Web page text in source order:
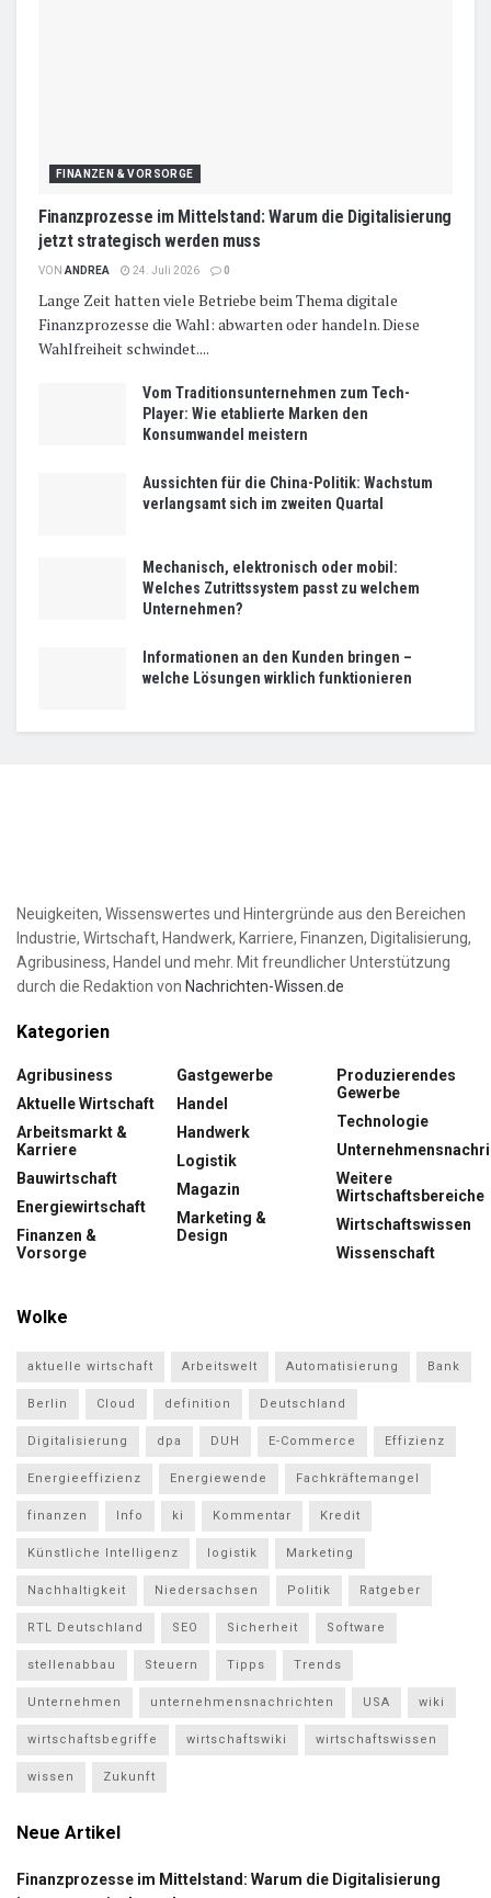
FINANZEN & VORSORGE
Finanzprozesse im Mittelstand: Warum die Digitalisierung
jetzt strategisch werden muss
VON ANDREA 24. Juli 2026 0
Lange Zeit hatten viele Betriebe beim Thema digitale
Finanzprozesse die Wahl: abwarten oder handeln. Diese
Wahlfreiheit schwindet....
Vom Traditionsunternehmen zum Tech-
Player: Wie etablierte Marken den
Konsumwandel meistern
Aussichten für die China-Politik: Wachstum
verlangsamt sich im zweiten Quartal
Mechanisch, elektronisch oder mobil:
Welches Zutrittssystem passt zu welchem
Unternehmen?
Informationen an den Kunden bringen –
welche Lösungen wirklich funktionieren
Neuigkeiten, Wissenswertes und Hintergründe aus den Bereichen
Industrie, Wirtschaft, Handwerk, Karriere, Finanzen, Digitalisierung,
Agribusiness, Handel und mehr. Mit freundlicher Unterstützung
durch die Redaktion von Nachrichten-Wissen.de
Kategorien
Agribusiness
Aktuelle Wirtschaft
Arbeitsmarkt &
Karriere
Bauwirtschaft
Energiewirtschaft
Finanzen &
Vorsorge
Gastgewerbe
Handel
Handwerk
Logistik
Magazin
Marketing &
Design
Produzierendes
Gewerbe
Technologie
Weitere
Wirtschaftsbereiche
Wirtschaftswissen
Wissenschaft
Wolke
aktuelle wirtschaft Arbeitswelt Automatisierung Bank
Berlin Cloud definition Deutschland
Digitalisierung dpa DUH E-Commerce Effizienz
Energieeffizienz Energiewende Fachkräftemangel
finanzen Info ki Kommentar Kredit
Künstliche Intelligenz logistik Marketing
Nachhaltigkeit Niedersachsen Politik Ratgeber
RTL Deutschland SEO Sicherheit Software
stellenabbau Steuern Tipps Trends
Unternehmen unternehmensnachrichten USA wiki
wirtschaftsbegriffe wirtschaftswiki wirtschaftswissen
wissen Zukunft
Neue Artikel
Finanzprozesse im Mittelstand: Warum die Digitalisierung